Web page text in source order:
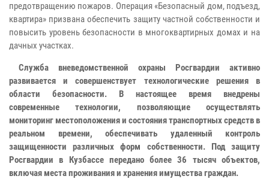
предотвращению пожаров. Операция «Безопасный дом, подъезд,
квартира» призвана обеспечить защиту частной собственности и
повысить уровень безопасности в многоквартирных домах и на
дачных участках.
Служба вневедомственной охраны Росгвардии активно
развивается и совершенствует технологические решения в
области безопасности. В настоящее время внедрены
современные технологии, позволяющие осуществлять
мониторинг местоположения и состояния транспортных средств в
реальном времени, обеспечивать удаленный контроль
защищенности различных форм собственности. Под защиту
Росгвардии в Кузбассе передано более 36 тысяч объектов,
включая места проживания и хранения имущества граждан.